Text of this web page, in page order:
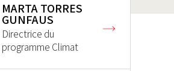
MARTA TORRES
GUNFAUS
Directrice du
programme Climat